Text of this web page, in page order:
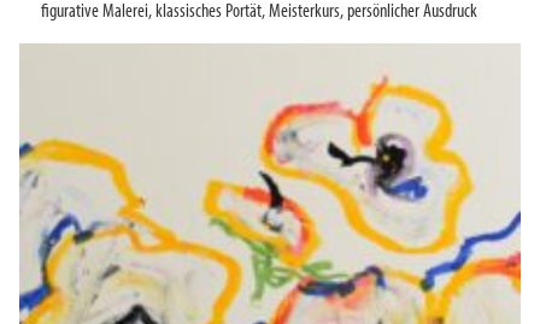
figurative Malerei, klassisches Portät,Meisterkurs,persönlicher Ausdruck